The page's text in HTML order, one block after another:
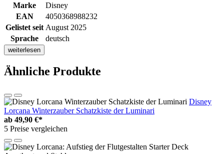
Marke
Disney
EAN
4050368988232
Gelistet seit August 2025
Sprache
deutsch
weiterlesen
Ähnliche Produkte
Disney
Lorcana Winterzauber Schatzkiste der Luminari
ab 49,90 €*
5 Preise vergleichen